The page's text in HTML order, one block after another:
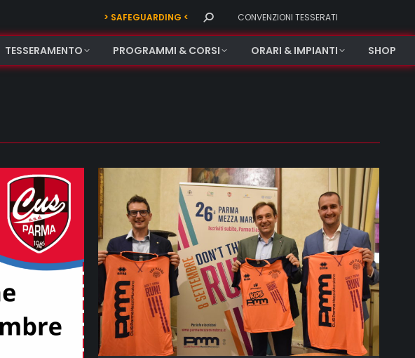
> SAFEGUARDING < Search: CONVENZIONI TESSERATI
TESSERAMENTO PROGRAMMI & CORSI ORARI & IMPIANTI SHOP